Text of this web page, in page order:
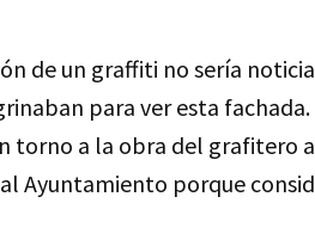
de un graffiti no sería
para ver esta
torno a la obra del grafitero
Ayuntamiento porque